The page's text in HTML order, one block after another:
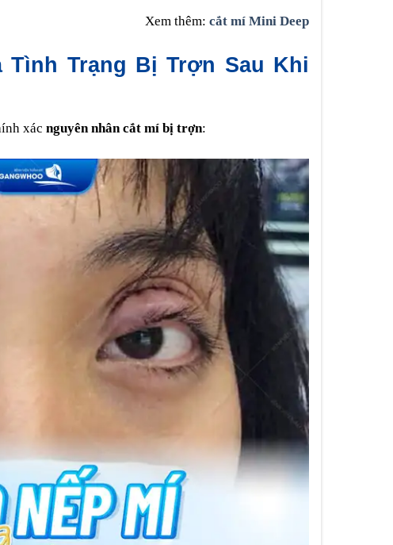
Xem thêm: cắt mí Mini Deep
Tình Trạng Bị Trợn Sau Khi
xác nguyên nhân cắt mí bị trợn: